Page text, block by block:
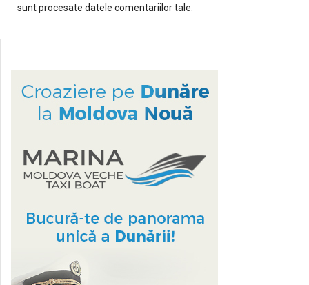
sunt procesate datele comentariilor tale